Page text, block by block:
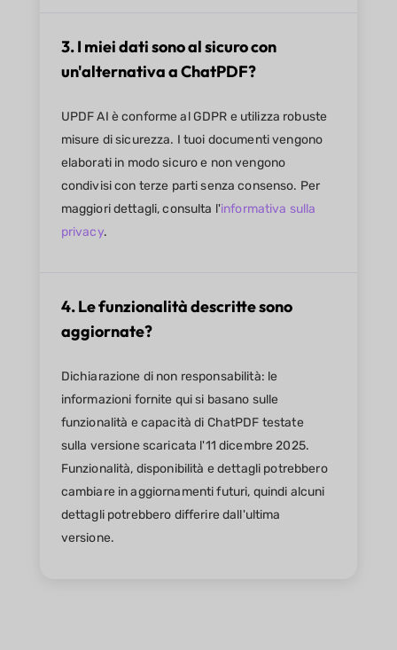
3. I miei dati sono al sicuro con
un'alternativa a ChatPDF?
UPDF AI è conforme al GDPR e utilizza robuste
misure di sicurezza. I tuoi documenti vengono
elaborati in modo sicuro e non vengono
condivisi con terze parti senza consenso. Per
maggiori dettagli, consulta l'informativa sulla
privacy.
4. Le funzionalità descritte sono
aggiornate?
Dichiarazione di non responsabilità: le
informazioni fornite qui si basano sulle
funzionalità e capacità di ChatPDF testate
sulla versione scaricata l'11 dicembre 2025.
Funzionalità, disponibilità e dettagli potrebbero
cambiare in aggiornamenti futuri, quindi alcuni
dettagli potrebbero differire dall'ultima
versione.